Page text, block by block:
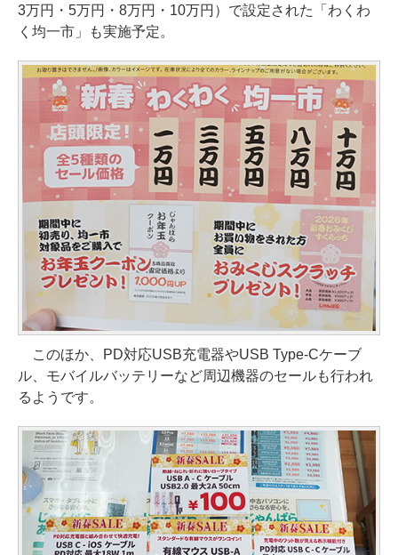
3万円・5万円・8万円・10万円）で設定された「わくわ
く均一市」も実施予定。
このほか、PD対応USB充電器やUSB Type-Cケーブ
ル、モバイルバッテリーなど周辺機器のセールも行われ
るようです。